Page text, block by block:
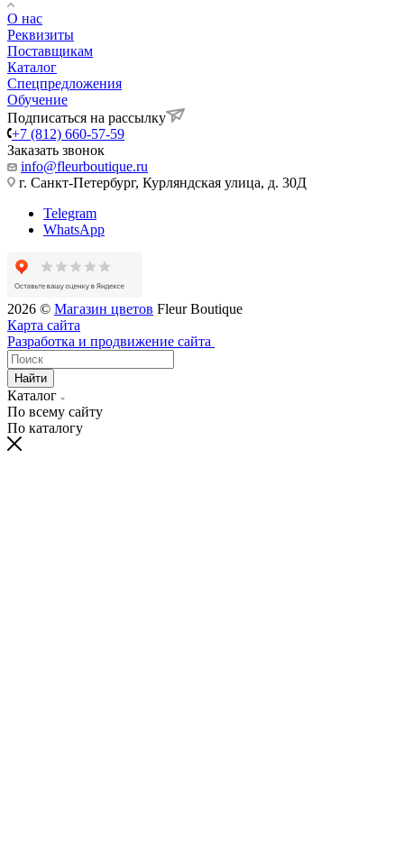
О нас
Реквизиты
Поставщикам
Каталог
Спецпредложения
Обучение
Подписаться на рассылку
+7 (812) 660-57-59
Заказать звонок
info@fleurboutique.ru
г. Санкт-Петербург, Курляндская улица, д. 30Д
Telegram
WhatsApp
2026 © Магазин цветов Fleur Boutique
Карта сайта
Разработка и продвижение сайта
Найти
Каталог
По всему сайту
По каталогу